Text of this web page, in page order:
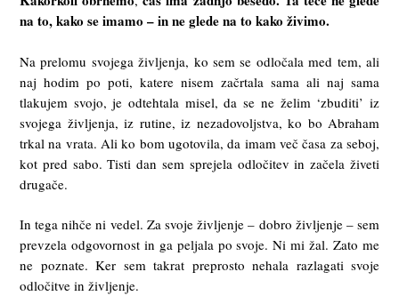
na to, kako se imamo – in ne glede na to kako živimo.
Na prelomu svojega življenja, ko sem se odločala med tem, ali
naj hodim po poti, katere nisem začrtala sama ali naj sama
tlakujem svojo, je odtehtala misel, da se ne želim ‘zbuditi’ iz
svojega življenja, iz rutine, iz nezadovoljstva, ko bo Abraham
trkal na vrata. Ali ko bom ugotovila, da imam več časa za seboj,
kot pred sabo. Tisti dan sem sprejela odločitev in začela živeti
drugače.
In tega nihče ni vedel. Za svoje življenje – dobro življenje – sem
prevzela odgovornost in ga peljala po svoje. Ni mi žal. Zato me
ne poznate. Ker sem takrat preprosto nehala razlagati svoje
odločitve in življenje.